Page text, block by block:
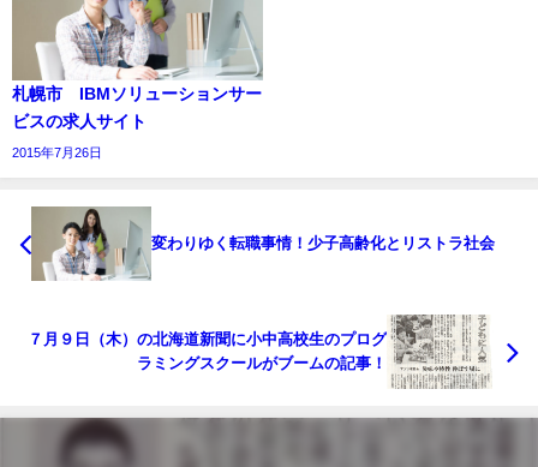
札幌市 IBMソリューションサー
ビスの求人サイト
2015年7月26日
変わりゆく転職事情！少子高齢化とリストラ社会
７月９日（木）の北海道新聞に小中高校生のプログ
ラミングスクールがブームの記事！